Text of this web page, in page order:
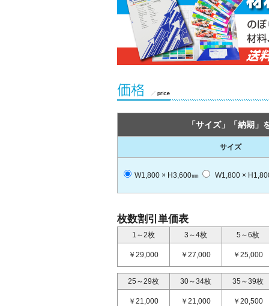
「サイズ」「納期
サイズ
W1,800 × H3,600㎜ W1,800 ×
枚数割引単価表
1～2枚 3～4枚 5～6枚
￥29,000 ￥27,000 ￥25,000
25～29枚 30～34枚 35～39枚
￥21,000 ￥21,000 ￥20,500